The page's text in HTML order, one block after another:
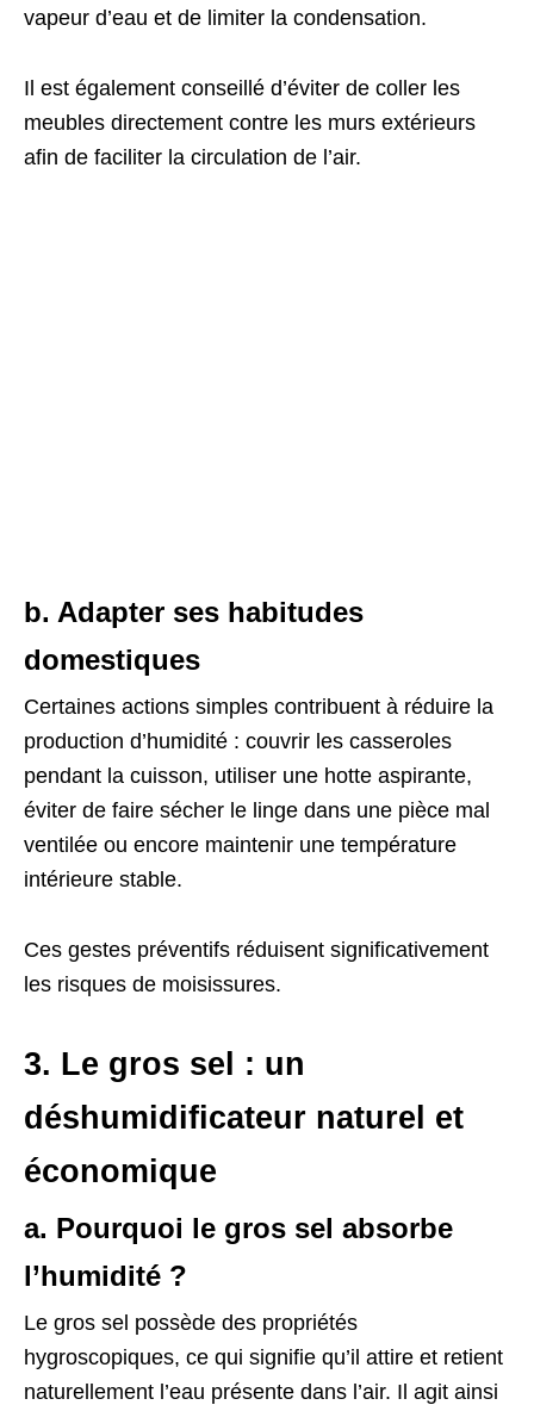
vapeur d’eau et de limiter la condensation.
Il est également conseillé d’éviter de coller les
meubles directement contre les murs extérieurs
afin de faciliter la circulation de l’air.
b. Adapter ses habitudes
domestiques
Certaines actions simples contribuent à réduire la
production d’humidité : couvrir les casseroles
pendant la cuisson, utiliser une hotte aspirante,
éviter de faire sécher le linge dans une pièce mal
ventilée ou encore maintenir une température
intérieure stable.
Ces gestes préventifs réduisent significativement
les risques de moisissures.
3. Le gros sel : un
déshumidificateur naturel et
économique
a. Pourquoi le gros sel absorbe
l’humidité ?
Le gros sel possède des propriétés
hygroscopiques, ce qui signifie qu’il attire et retient
naturellement l’eau présente dans l’air. Il agit ainsi